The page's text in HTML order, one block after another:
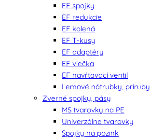
EF spojky
EF redukcie
EF kolená
EF T-kusy
EF adaptéry
EF viečka
EF navŕtavací ventil
Lemové nátrubky, príruby
Zverné spojky, pásy
MS tvarovky na PE
Univerzálne tvarovky
Spojky na pozink